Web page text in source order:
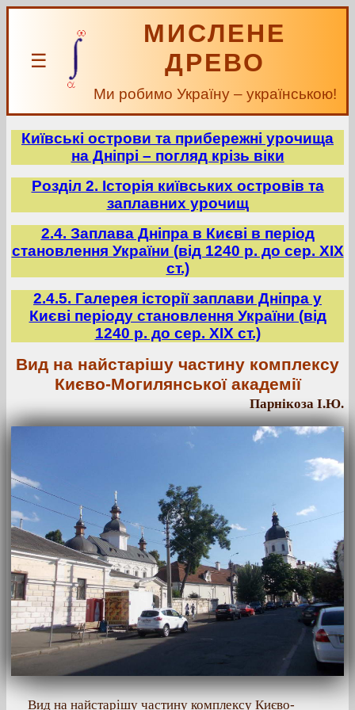
☰
МИСЛЕНЕ
ДРЕВО
Ми робимо Україну – українською!
Київські острови та прибережні урочища
на Дніпрі – погляд крізь віки
Розділ 2. Історія київських островів та
заплавних урочищ
2.4. Заплава Дніпра в Києві в період
становлення України (від 1240 р. до сер. ХІХ
ст.)
2.4.5. Галерея історії заплави Дніпра у
Києві періоду становлення України (від
1240 р. до сер. ХІХ ст.)
Вид на найстарішу частину комплексу
Києво-Могилянської академії
Парнікоза І.Ю.
Вид на найстарішу частину комплексу Києво-